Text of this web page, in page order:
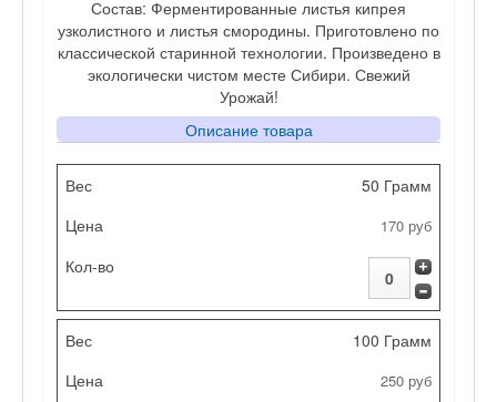
Состав: Ферментированные листья кипрея
узколистного и листья смородины. Приготовлено по
классической старинной технологии. Произведено в
экологически чистом месте Сибири. Свежий
Урожай!
Описание товара
Вес
Цена
Кол-во
50 Грамм
170 руб
100 Грамм
250 руб